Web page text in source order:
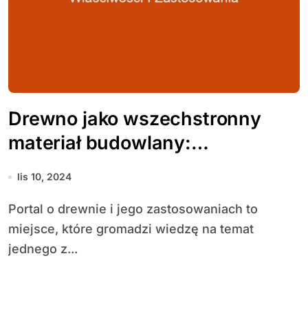
Drewno jako wszechstronny
materiał budowlany:
właściwości i zastosowania
lis 10, 2024
Portal o drewnie i jego zastosowaniach to
miejsce, które gromadzi wiedzę na temat
jednego z...